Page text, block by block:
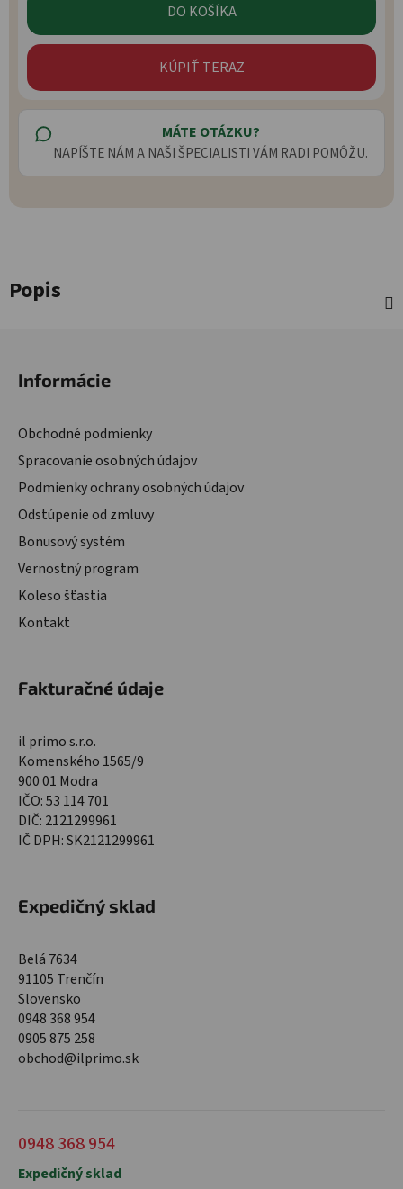
DO KOŠÍKA
KÚPIŤ TERAZ
MÁTE OTÁZKU?
NAPÍŠTE NÁM A NAŠI ŠPECIALISTI VÁM RADI POMÔŽU.
Popis
Informácie
Obchodné podmienky
Spracovanie osobných údajov
Podmienky ochrany osobných údajov
Odstúpenie od zmluvy
Bonusový systém
Vernostný program
Koleso šťastia
Kontakt
Fakturačné údaje
il primo s.r.o.
Komenského 1565/9
900 01 Modra
IČO: 53 114 701
DIČ: 2121299961
IČ DPH: SK2121299961
Expedičný sklad
Belá 7634
91105 Trenčín
Slovensko
0948 368 954
0905 875 258
obchod@ilprimo.sk
0948 368 954
Expedičný sklad